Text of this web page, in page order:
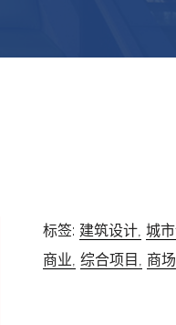
标签: 建筑设计, 城
商业, 综合项目, 商场